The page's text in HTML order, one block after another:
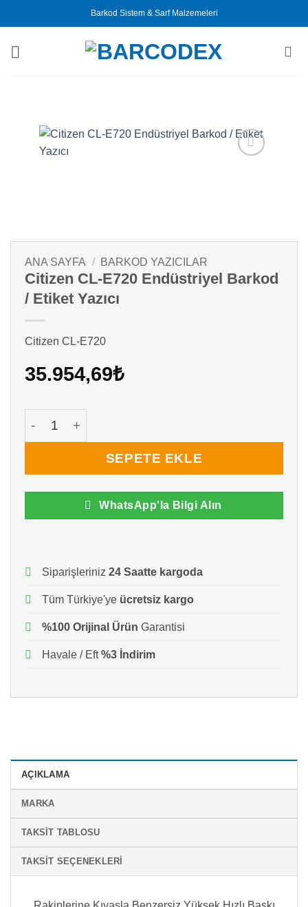
atla
Barkod Sistem & Sarf Malzemeleri
ANA SAYFA / BARKOD YAZICILAR
Citizen CL-E720 Endüstriyel Barkod
/ Etiket Yazıcı
Citizen CL-E720
35.954,69₺
Citizen CL-E720 Endüstriyel Barkod / Etiket Yazıcı
SEPETE EKLE
WhatsApp'la Bilgi Alın
Siparişleriniz 24 Saatte kargoda
Tüm Türkiye'ye ücretsiz kargo
%100 Orijinal Ürün Garantisi
Havale / Eft%3 İndirim
AÇIKLAMA
MARKA
TAKSIT TABLOSU
TAKSIT SEÇENEKLERI